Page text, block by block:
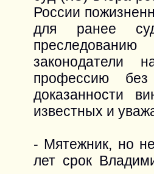
России
для ранее
законодатели
профессию
доказанности
известных и
- Мятежник, но
лет срок